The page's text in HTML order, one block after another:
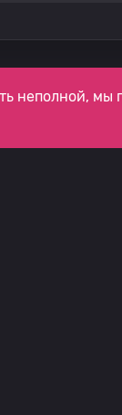
неполной, мы